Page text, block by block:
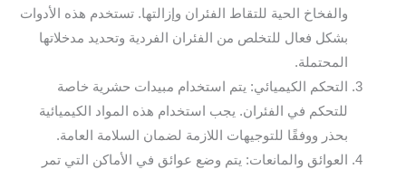
والفخاخ الحية للتقاط الفئران وإزالتها. تستخدم هذه الأدوات
بشكل فعال للتخلص من الفئران الفردية وتحديد مدخلاتها
المحتملة.
التحكم الكيميائي: يتم استخدام مبيدات حشرية خاصة
للتحكم في الفئران. يجب استخدام هذه المواد الكيميائية
بحذر ووفقًا للتوجيهات اللازمة لضمان السلامة العامة.
العوائق والمانعات: يتم وضع عوائق في الأماكن التي تمر